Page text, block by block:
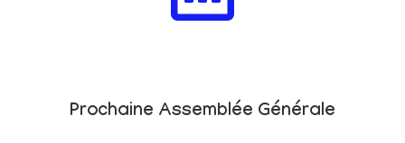
Prochaine Assemblée Générale